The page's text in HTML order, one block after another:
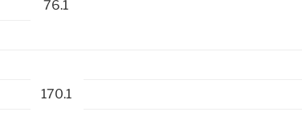
76.1
170.1